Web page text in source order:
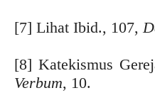
[7] Lihat Ibid., 107,
[8] Katekismus
Verbum, 10.